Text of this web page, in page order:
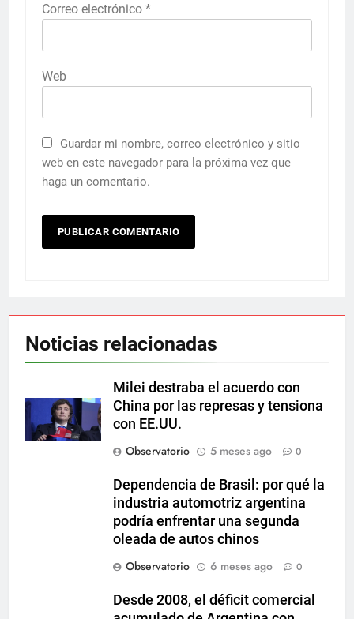
Correo electrónico *
Web
Guardar mi nombre, correo electrónico y sitio
web en este navegador para la próxima vez que
haga un comentario.
Noticias relacionadas
Milei destraba el acuerdo con
China por las represas y tensiona
con EE.UU.
Observatorio
5 meses ago 0
Dependencia de Brasil: por qué la
industria automotriz argentina
podría enfrentar una segunda
oleada de autos chinos
Observatorio
6 meses ago 0
Desde 2008, el déficit comercial